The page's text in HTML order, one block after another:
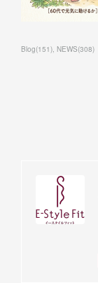
Blog(151) NEWS(308)